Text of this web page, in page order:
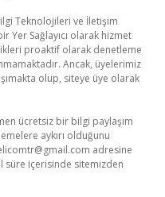
Teknolojileri ve İletişim
Yer Sağlayıcı olarak hizmet
proaktif olarak denetleme
Ancak, üyelerimiz
olup, siteye üye olarak
ücretsiz bir bilgi paylaşım
aykırı olduğunu
adresine
süre içerisinde sitemizden